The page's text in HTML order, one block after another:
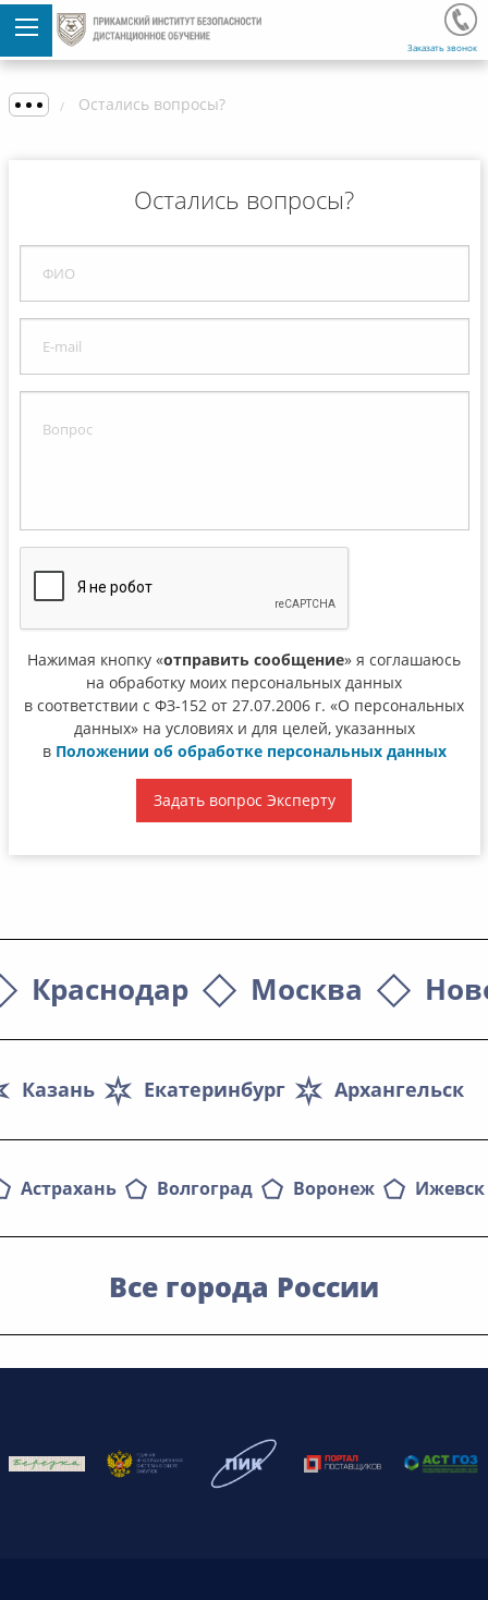
Заказать звонок
Остались вопросы?
Остались вопросы?
Нажимая кнопку «отправить сообщение» я соглашаюсь
на обработку моих персональных данных
в соответствии с ФЗ-152 от 27.07.2006 г. «О персональных
данных» на условиях и для целей, указанных
в Положении об обработке персональных данных
Задать вопрос Эксперту
Краснодар Москва
Архангельск
Екатеринбург
Казань
Астрахань Волгоград Воронеж Ижевск
Все города России